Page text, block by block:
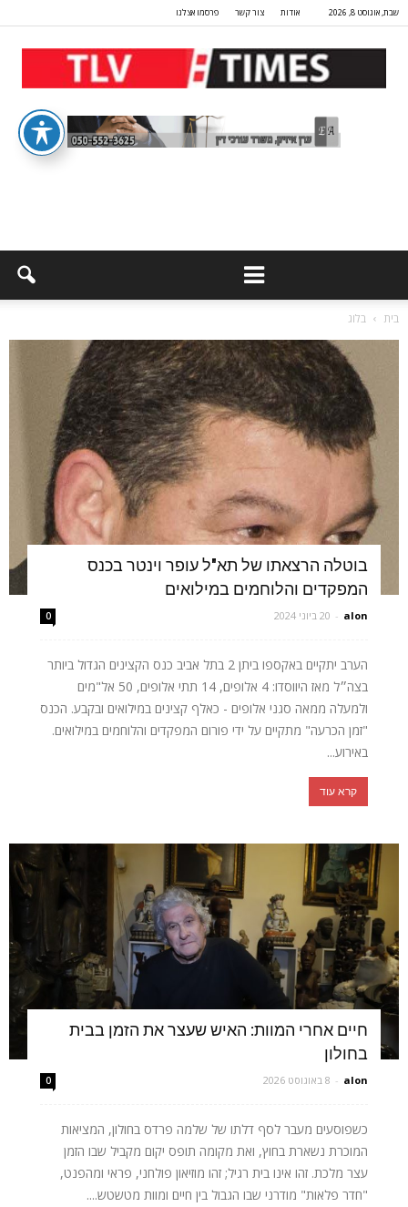
שבת, אוגוסט 8, 2026 אודות צור קשר פרסמו אצלנו
בית בלוג
בוטלה הרצאתו של תא"ל עופר וינטר בכנס
המפקדים והלוחמים במילואים
alon
- 20 ביוני 2024 0
הערב יתקיים באקספו ביתן 2 בתל אביב כנס הקצינים הגדול ביותר
בצה״ל מאז היווסדו: 4 אלופים, 14 תתי אלופים, 50 אל"מים
ולמעלה ממאה סגני אלופים - כאלף קצינים במילואים ובקבע. הכנס
"זמן הכרעה" מתקיים על ידי פורום המפקדים והלוחמים במילואים.
באירוע...
קרא עוד
חיים אחרי המוות: האיש שעצר את הזמן בבית
בחולון
alon
- 8 באוגוסט 2026 0
כשפוסעים מעבר לסף דלתו של שלמה פרדס בחולון, המציאות
המוכרת נשארת בחוץ, ואת מקומה תופס יקום מקביל שבו הזמן
עצר מלכת. זהו אינו בית רגיל; זהו מוזיאון פולחני, פראי ומהפנט,
"חדר פלאות" מודרני שבו הגבול בין חיים ומוות מטשטש....